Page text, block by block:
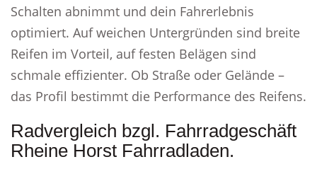
Schalten abnimmt und dein Fahrerlebnis
optimiert. Auf weichen Untergründen sind breite
Reifen im Vorteil, auf festen Belägen sind
schmale effizienter. Ob Straße oder Gelände –
das Profil bestimmt die Performance des Reifens.
Radvergleich bzgl. Fahrradgeschäft
Rheine Horst Fahrradladen.